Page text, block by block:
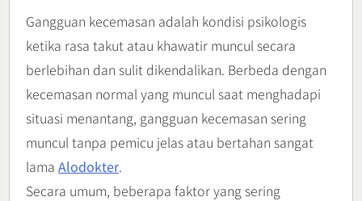
Gangguan kecemasan adalah kondisi psikologis
ketika rasa takut atau khawatir muncul secara
berlebihan dan sulit dikendalikan. Berbeda dengan
kecemasan normal yang muncul saat menghadapi
situasi menantang, gangguan kecemasan sering
muncul tanpa pemicu jelas atau bertahan sangat
lama Alodokter.
Secara umum, beberapa faktor yang sering